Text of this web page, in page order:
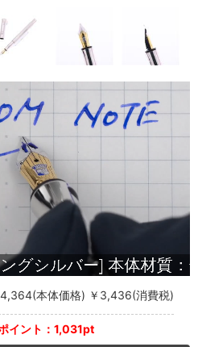
本体価格) ￥3,436(消費税)
イント：1,031pt